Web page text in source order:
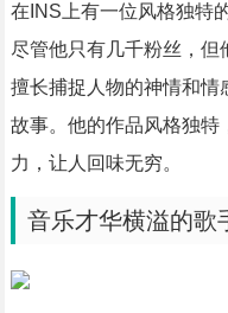
在INS上有一位风格独特
尽管他只有几千粉丝，但
擅长捕捉人物的神情和情
故事。他的作品风格独特
力，让人回味无穷。
音乐才华横溢的歌